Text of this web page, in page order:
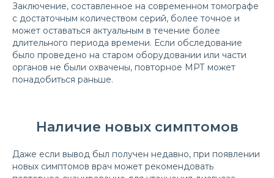
Заключение, составленное на современном томографе
с достаточным количеством серий, более точное и
может оставаться актуальным в течение более
длительного периода времени. Если обследование
было проведено на старом оборудовании или части
органов не были охвачены, повторное МРТ может
понадобиться раньше.
Наличие новых симптомов
Даже если вывод был получен недавно, при появлении
новых симптомов врач может рекомендовать